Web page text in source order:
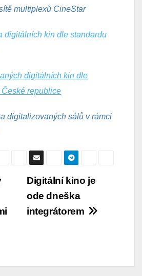
multiplexů CineStar
digitálních kin dle standardu
digitálních kin dle
republice
digitalizovaných sálů v rámci
Digitální kino je
ode dneška
integrátorem